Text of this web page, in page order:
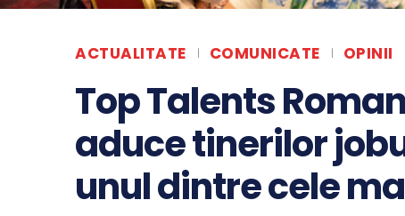
ACTUALITATE COMUNICATE OPINII
Top Talents
aduce tinerilor
unul dintre cele